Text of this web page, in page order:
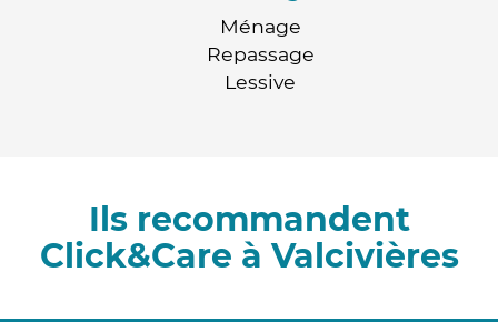
Ménage
Repassage
Lessive
Ils recommandent
Click&Care à Valcivières